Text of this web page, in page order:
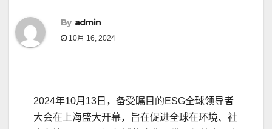
By admin
10月 16, 2024
2024年10月13日，备受瞩目的ESG全球领导者
大会在上海盛大开幕，旨在促进全球在环境、社